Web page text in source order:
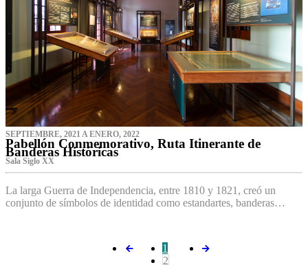
SEPTIEMBRE, 2021 A ENERO, 2022
Pabellón Conmemorativo, Ruta Itinerante de
Banderas Históricas
Sala Siglo XX
La larga Guerra de Independencia, entre 1810 y 1821, creó un
conjunto de símbolos de identidad como estandartes, banderas…
1
2